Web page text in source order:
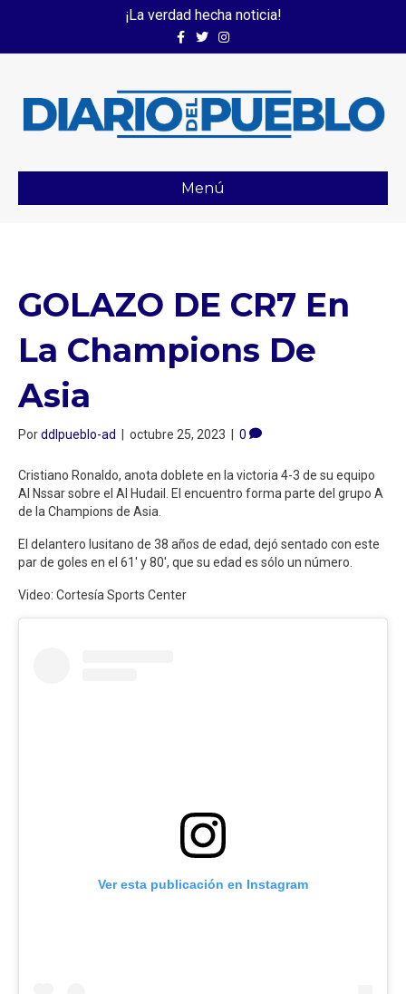
¡La verdad hecha noticia!
FacebookTwitterInstagram
Menú
GOLAZO DE CR7 En
La Champions De
Asia
Porddlpueblo-ad | octubre 25, 2023 | 0
Cristiano Ronaldo, anota doblete en la victoria 4-3 de su equipo
Al Nssar sobre el Al Hudail. El encuentro forma parte del grupo A
de la Champions de Asia.
El delantero lusitano de 38 años de edad, dejó sentado con este
par de goles en el 61′ y 80′, que su edad es sólo un número.
Video: Cortesía Sports Center
Ver esta publicación en Instagram